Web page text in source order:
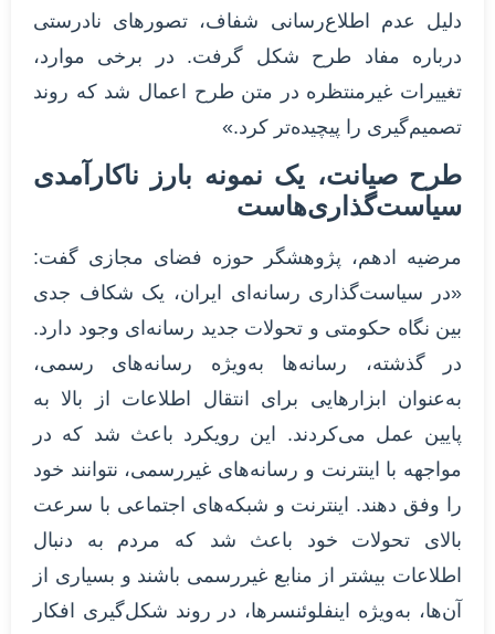
دلیل عدم اطلاع‌رسانی شفاف، تصورهای نادرستی
درباره مفاد طرح شکل گرفت. در برخی موارد،
تغییرات غیرمنتظره در متن طرح اعمال شد که روند
تصمیم‌گیری را پیچیده‌تر کرد.»
طرح صیانت، یک نمونه بارز ناکارآمدی
سیاست‌گذاری‌هاست
مرضیه ادهم، پژوهشگر حوزه فضای مجازی گفت:
«در سیاست‌گذاری رسانه‌ای ایران، یک شکاف جدی
بین نگاه حکومتی و تحولات جدید رسانه‌ای وجود دارد.
در گذشته، رسانه‌ها به‌ویژه رسانه‌های رسمی،
به‌عنوان ابزارهایی برای انتقال اطلاعات از بالا به
پایین عمل می‌کردند. این رویکرد باعث شد که در
مواجهه با اینترنت و رسانه‌های غیررسمی، نتوانند خود
را وفق دهند. اینترنت و شبکه‌های اجتماعی با سرعت
بالای تحولات خود باعث شد که مردم به دنبال
اطلاعات بیشتر از منابع غیررسمی باشند و بسیاری از
آن‌ها، به‌ویژه اینفلوئنسرها، در روند شکل‌گیری افکار